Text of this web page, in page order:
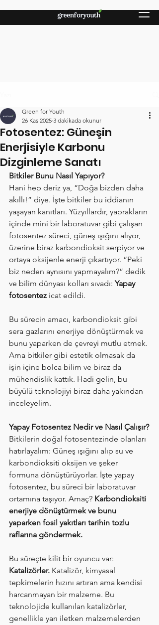
Fotosentez: Güneşin
Enerjisiyle Karbonu
Dizginleme Sanatı
Green for Youth
26 Kas 2025 3 dakikada okunur
Bitkiler Bunu Nasıl Yapıyor?
Hani hep deriz ya, “Doğa bizden daha
akıllı!” diye. İşte bitkiler bu iddianın
yaşayan kanıtları. Yüzyıllardır, yaprakların
içinde mini bir laboratuvar gibi çalışan
fotosentez süreci, güneş ışığını alıyor,
üzerine biraz karbondioksit serpiyor ve
ortaya oksijenle enerji çıkartıyor. “Peki
biz neden aynısını yapmayalım?” dedik
ve bilim dünyası kolları sıvadı: Yapay
fotosentez icat edildi.
Bu sürecin amacı, karbondioksit gibi
sera gazlarını enerjiye dönüştürmek ve
bunu yaparken de çevreyi mutlu etmek.
Ama bitkiler gibi estetik olmasak da
işin içine bolca bilim ve biraz da
mühendislik kattık. Hadi gelin, bu
büyülü teknolojiyi biraz daha yakından
inceleyelim.
Yapay Fotosentez Nedir ve Nasıl Çalışır?
Bitkilerin doğal fotosentezinde olanları
hatırlayalım: Güneş ışığını alıp su ve
karbondioksiti oksijen ve şeker
formuna dönüştürüyorlar. İşte yapay
fotosentez, bu süreci bir laboratuvar
ortamına taşıyor. Amaç? Karbondioksiti
enerjiye dönüştürmek ve bunu
yaparken fosil yakıtları tarihin tozlu
raflarına göndermek.
Bu süreçte kilit bir oyuncu var:
Katalizörler. Katalizör, kimyasal
tepkimelerin hızını artıran ama kendisi
harcanmayan bir malzeme. Bu
teknolojide kullanılan katalizörler,
genellikle yarı iletken malzemelerden